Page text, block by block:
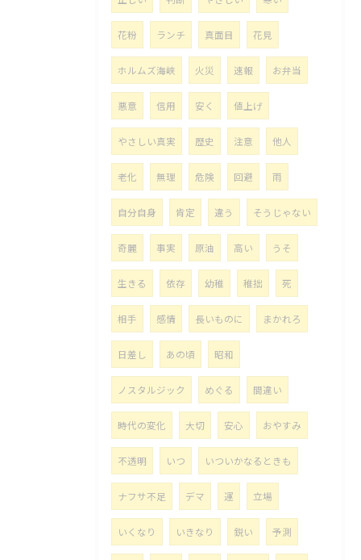
花粉 ランチ 真面目 花見
ホルムズ海峡 火災 速報 お弁当
悪意 信用 安く 値上げ
やさしい真実 歴史 注意 他人
老化 無理 危険 回避 雨
自分自身 肯定 違う そうじゃない
奇麗 事実 原油 高い うそ
生きる 依存 幼稚 稚拙 死
相手 感情 長いものに まかれろ
日差し あの頃 昭和
ノスタルジック めぐる 間違い
時代の変化 大切 安心 おやすみ
不透明 いつ いついかなるときも
ナフサ不足 デマ 運 立場
いくなり いきなり 鋭い 予測